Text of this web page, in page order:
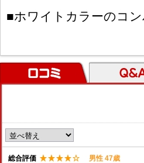
■ホワイトカラーのコ
総合評価 男性 47歳